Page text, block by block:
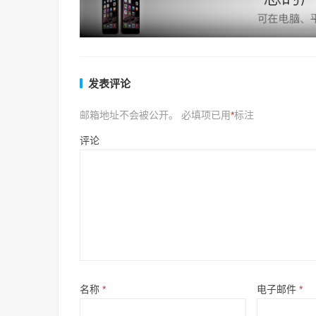
发表评论
邮箱地址不会被公开。 必填项已用*标注
评论
名称 * 电子邮件 *